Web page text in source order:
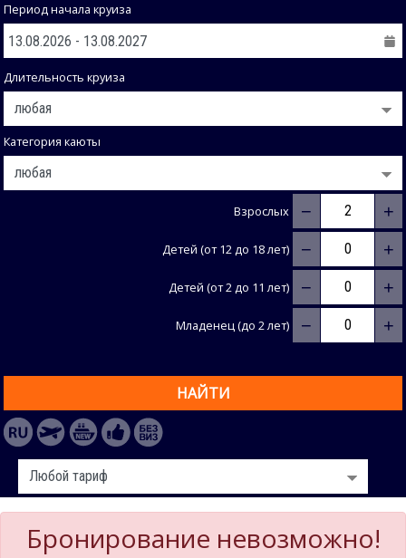
Период начала круиза
Длительность круиза
Категория каюты
Взрослых − +
Детей (от 12 до 18 лет) − +
Детей (от 2 до 11 лет) − +
Младенец (до 2 лет) − +
НАЙТИ
Бронирование невозможно!